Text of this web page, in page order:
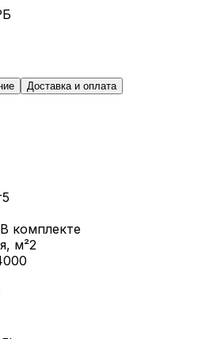
Доставка и оплата
5
В комплекте
м²2